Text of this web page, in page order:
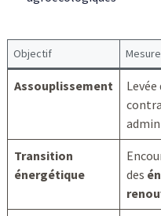
Objectif
Assouplissement
Levée
Transition
énergétique
des